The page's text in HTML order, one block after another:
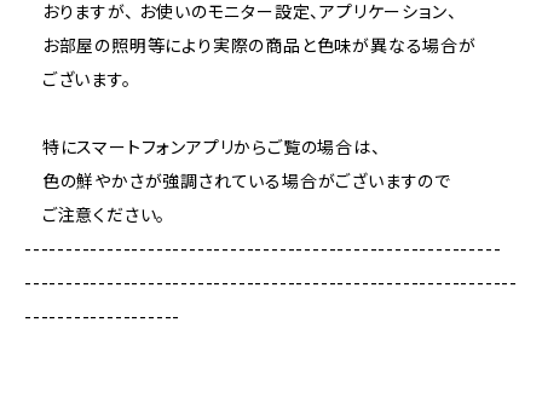
おりますが、 お使いのモニター設定、アプリケーション、
お部屋の照明等により実際の商品と色味が異なる場合が
ございます。
特にスマートフォンアプリからご覧の場合は、
色の鮮やかさが強調されている場合がございますので
ご注意ください。
----------------------------------------------------------
------------------------------------------------------------
-------------------